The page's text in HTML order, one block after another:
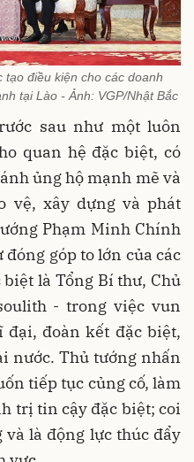
điều kiện cho các doanh
tại Lào - Ảnh: VGP/Nhật Bắc
sau như một luôn
quan hệ đặc biệt, có
ủng hộ mạnh mẽ và
vệ, xây dựng và phát
Phạm Minh Chính
góp to lớn của các
là Tổng Bí thư, Chủ
- trong việc vun
đoàn kết đặc biệt,
nước. Thủ tướng nhấn
tiếp tục củng cố, làm
trị tin cậy đặc biệt; coi
là động lực thúc đẩy